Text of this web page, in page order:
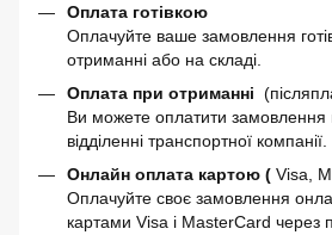
Оплата готівкою
Оплачуйте ваше замовлення
отриманні або на складі.
Оплата при отриманні
Ви можете оплатити замовлення
відділенні транспортної компанії.
Онлайн оплата картою ( Visa,
Оплачуйте своє замовлення
картами Visa і MasterCard через